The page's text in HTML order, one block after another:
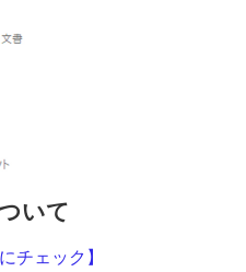
いて
チェック】